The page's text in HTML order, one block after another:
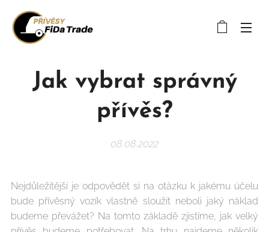
Jak vybrat správný
přívěs?
08.08.2022
Nejdůležitější je odpovědět si na otázku k jakému účelu
bude přívěsný vozík vlastně sloužit neboli jaký náklad
budeme převážet? Na tomto základě zjistíme, jak velký